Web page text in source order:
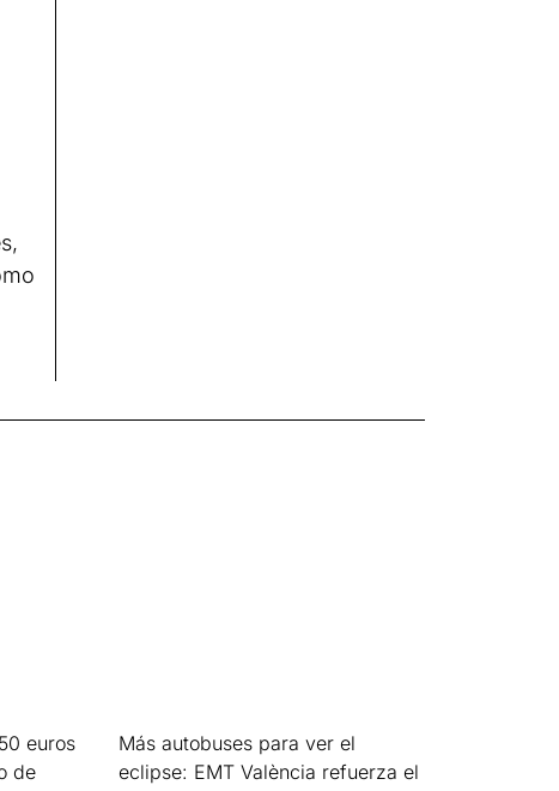
euros
de
Más autobuses para ver el
eclipse: EMT València refuerza el